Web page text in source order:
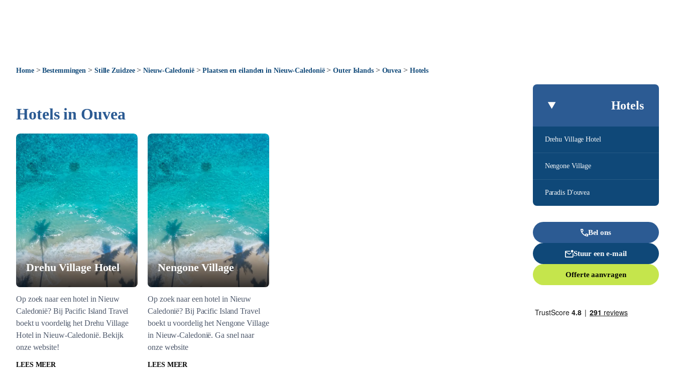
Home>Bestemmingen > Stille Zuidzee>Nieuw-Caledonië>Plaatsen en eilanden in Nieuw-Caledonië>Outer Islands> Ouvea > Hotels
Hotels
Drehu Village Hotel
Nengone Village
Paradis D'ouvea
Bel ons
Stuur een e-mail
Offerte aanvragen
Hotels in Ouvea
Drehu Village Hotel
Op zoek naar een hotel in Nieuw
Caledonië? Bij Pacific Island Travel
boekt u voordelig het Drehu Village
Hotel in Nieuw-Caledonië. Bekijk
onze website!
LEES MEER
Nengone Village
Op zoek naar een hotel in Nieuw
Caledonië? Bij Pacific Island Travel
boekt u voordelig het Nengone Village
in Nieuw-Caledonië. Ga snel naar
onze website
LEES MEER